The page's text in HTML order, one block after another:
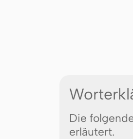
Die
erläutert.